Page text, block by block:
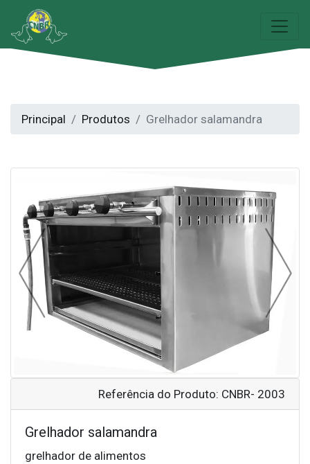
Principal Produtos Grelhador salamandra
Previous Next
Referência do Produto: CNBR- 2003
Grelhador salamandra
grelhador de alimentos